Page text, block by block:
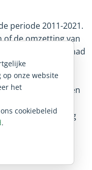
periode 2011-2021.
of de omzetting van
wetgeving effect had
van
lidstaten.
niet binnen de
de herziening
onze website
het
cookiebeleid
.